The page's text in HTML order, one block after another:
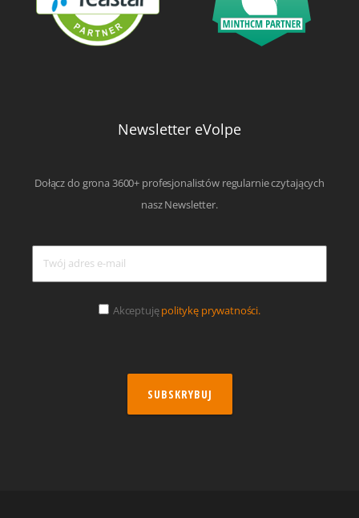
Newsletter eVolpe
Dołącz do grona 3600+ profesjonalistów regularnie czytających
nasz Newsletter.
Akceptujępolitykę prywatności.
SUBSKRYBUJ